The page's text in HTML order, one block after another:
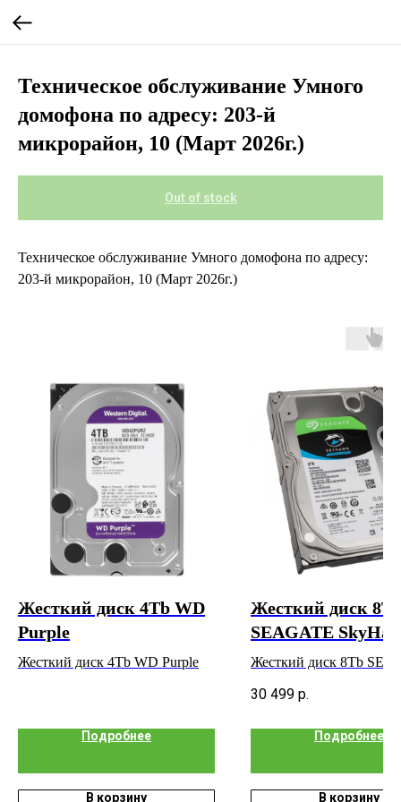
Техническое обслуживание Умного
домофона по адресу: 203-й
микрорайон, 10 (Март 2026г.)
Out of stock
Техническое обслуживание Умного домофона по адресу:
203-й микрорайон, 10 (Март 2026г.)
Жесткий диск 4Tb WD
Purple
Жесткий диск 4Tb WD Purple
Подробнее
В корзину
Жесткий диск
SEAGATE
Жесткий диск 8Tb
30 499 р.
Подробнее
В корзину